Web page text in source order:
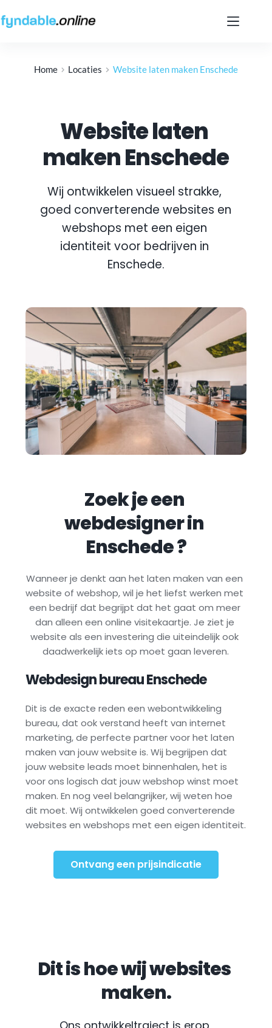
naar
de
Home Locaties Website laten maken Enschede
Website laten
maken Enschede
Wij ontwikkelen visueel strakke,
goed converterende websites en
webshops met een eigen
Enschede.
Zoek je een
Enschede ?
Wanneer je denkt aan het laten maken van een
website of webshop, wil je het liefst werken met
een bedrijf dat begrijpt dat het gaat om meer
dan alleen een online visitekaartje. Je ziet je
website als een investering die uiteindelijk ook
daadwerkelijk iets op moet gaan leveren.
Webdesign bureau Enschede
Dit is de exacte reden een webontwikkeling
bureau, dat ook verstand heeft van internet
marketing, de perfecte partner voor het laten
maken van jouw website is. Wij begrijpen dat
jouw website leads moet binnenhalen, het is
voor ons logisch dat jouw webshop winst moet
maken. En nog veel belangrijker, wij weten hoe
dit moet. Wij ontwikkelen goed converterende
websites en webshops met een eigen identiteit.
Ontvang een prijsindicatie
Dit is hoe wij websites
maken.